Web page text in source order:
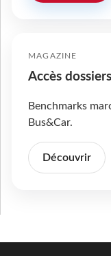
MAGAZINE
Accès dossiers
Benchmarks
Bus&Car.
Découvrir